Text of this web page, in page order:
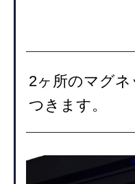
2ヶ所のマグ
つきます。